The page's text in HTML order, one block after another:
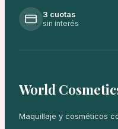
3 cuotas
sin interés
World
Maquillaje y cosméticos